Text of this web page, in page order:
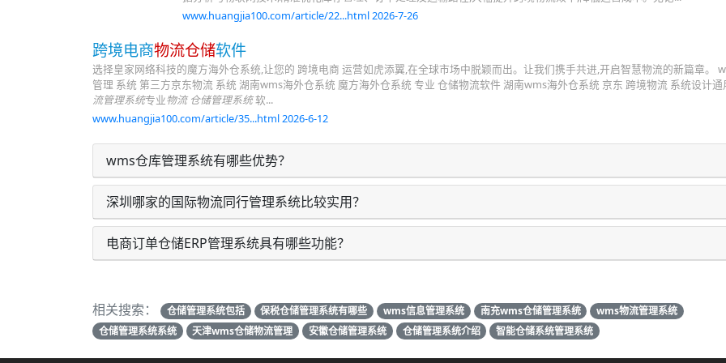
www.huangjia100.com/article/22...html 2026-7-26
跨境电商物流仓储软件
选择皇家网络科技的魔方海外仓系统,让您的 跨境电商 运营如虎添翼,在全球市场中脱颖而出。让我们携手共进,开启智慧物流的新篇章。
管理 系统 第三方京东物流 系统 湖南wms海外仓系统 魔方海外仓系统 专业 仓储物流软件 湖南wms海外仓系统 京东 跨境物流 系统设计通
流管理系统专业物流 仓储管理系统软...
www.huangjia100.com/article/35...html 2026-6-12
wms仓库管理系统有哪些优势？
深圳哪家的国际物流同行管理系统比较实用？
电商订单仓储ERP管理系统具有哪些功能？
相关搜索： 仓储管理系统包括 保税仓储管理系统有哪些 wms信息管理系统 南充wms仓储管理系统
wms物流管理系统
仓储管理系统系统
天津wms仓储物流管理 安徽仓储管理系统 仓储管理系统介绍 智能仓储系统管理系统